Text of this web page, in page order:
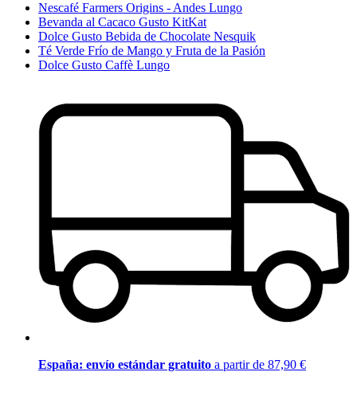
Nescafé Farmers Origins - Andes Lungo
Bevanda al Cacaco Gusto KitKat
Dolce Gusto Bebida de Chocolate Nesquik
Té Verde Frío de Mango y Fruta de la Pasión
Dolce Gusto Caffè Lungo
España: envío estándar gratuito a partir de 87,90 €